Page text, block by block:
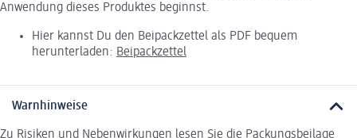
Anwendung dieses Produktes beginnst.
Hier kannst Du den Beipackzettel als PDF bequem
herunterladen: Beipackzettel
Warnhinweise
Zu Risiken und Nebenwirkungen lesen Sie die Packungsbeilage